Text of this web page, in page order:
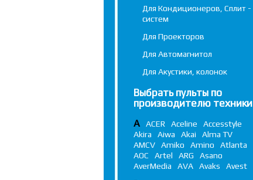
Для Кондиционеров, Сплит -
систем
Для Проекторов
Для Автомагнитол
Для Акустики, колонок
Выбрать пульты по
производителю техники
A ACER Aceline
Accesstyle
Akira
Aiwa Akai
Alma TV
AMCV
Amiko Amino
Atlanta
AOC
Artel ARG
Asano
AverMedia
AVA Avaks Avest